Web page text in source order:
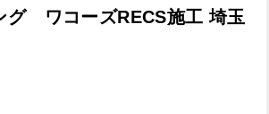
グ ワコーズRECS施工 埼玉